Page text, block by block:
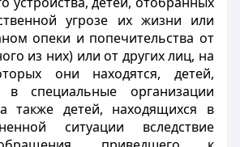
угрозе их жизни или
опеки и попечительства от
из них) или от других лиц, на
они находятся, детей,
в специальные организации
также детей, находящихся в
ситуации вследствие